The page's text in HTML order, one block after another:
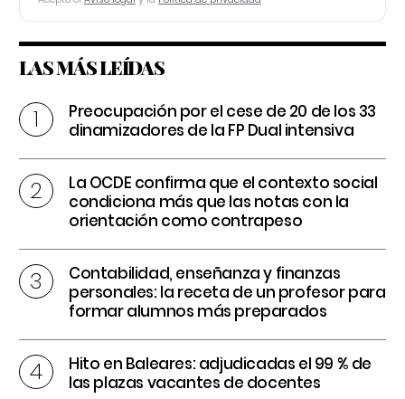
LAS MÁS LEÍDAS
Preocupación por el cese de 20 de los 33
dinamizadores de la FP Dual intensiva
La OCDE confirma que el contexto social
condiciona más que las notas con la
orientación como contrapeso
Contabilidad, enseñanza y finanzas
personales: la receta de un profesor para
formar alumnos más preparados
Hito en Baleares: adjudicadas el 99 % de
las plazas vacantes de docentes